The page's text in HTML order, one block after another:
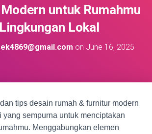
untuk Rumahmu
Lokal
on June 16, 2025
tips desain rumah & furnitur modern
yang sempurna untuk menciptakan
Menggabungkan elemen